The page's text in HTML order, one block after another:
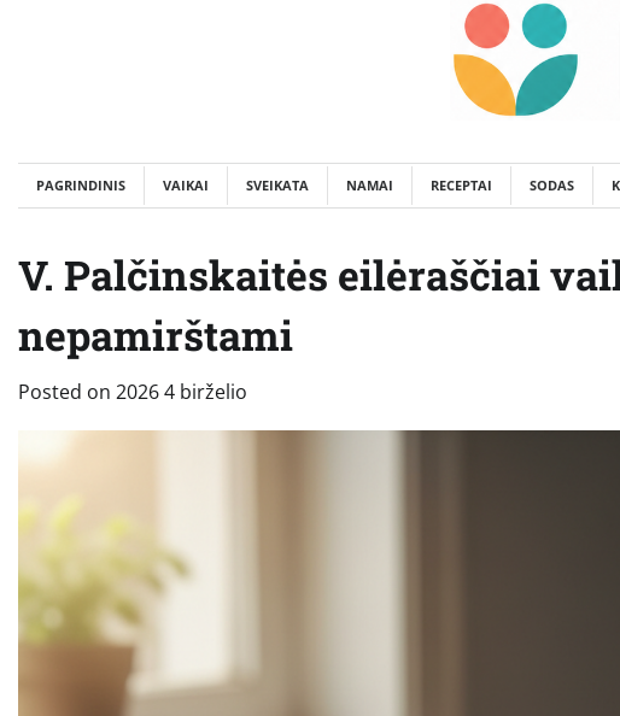
PAGRINDINIS VAIKAI SVEIKATA NAMAI RECEPTAI SODAS
V. Palčinskaitės eilėraščiai
nepamirštami
Posted on 2026 4 birželio